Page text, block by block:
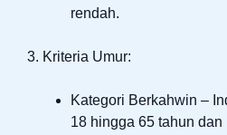
rendah.
3. Kriteria Umur:
Kategori Berkahwin –
18 hingga 65 tahun dan